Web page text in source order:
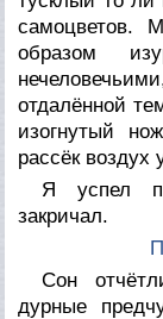
самоцветов.
образом
отдалённой
изогнутый
рассёк воздух
Я успел
закричал.
Сон
дурные